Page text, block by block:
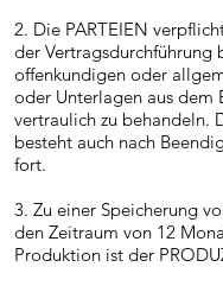
2. Die PARTEIEN
der
offenkundigen oder
oder Unterlagen aus dem
vertraulich zu behandeln.
besteht auch nach
fort.
3. Zu einer Speicherung
den Zeitraum von 12
Produktion ist der